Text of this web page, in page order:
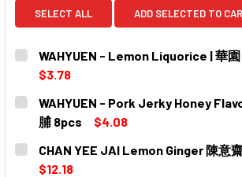
SELECT ALL ADD SELECTED TO
WAHYUEN - Lemon Liquorice | 華
$3.78
CURRENT
STOCK:
QUANTITY:
WAHYUEN - Pork Jerky Honey
脯 8pcs
$4.08
CURRENT
STOCK:
QUANTITY:
CHAN YEE JAI Lemon Ginger 陳意
$12.18